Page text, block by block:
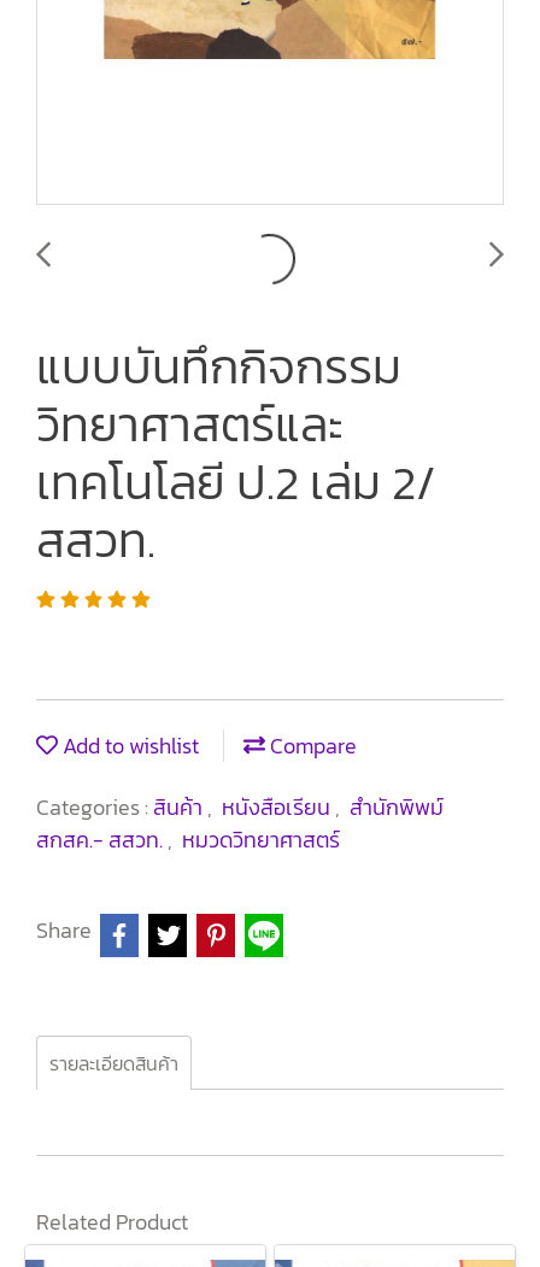
แบบบันทึกกิจกรรม
วิทยาศาสตร์และ
เทคโนโลยี ป.2 เล่ม 2/
สสวท.
Add to wishlist
Compare
Categories :สินค้า , หนังสือเรียน , สำนักพิพม์
สกสค.- สสวท., หมวดวิทยาศาสตร์
Share
รายละเอียดสินค้า
Related Product